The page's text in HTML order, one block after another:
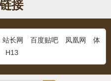
接
站长网 百度贴吧 凤凰网
体
H13